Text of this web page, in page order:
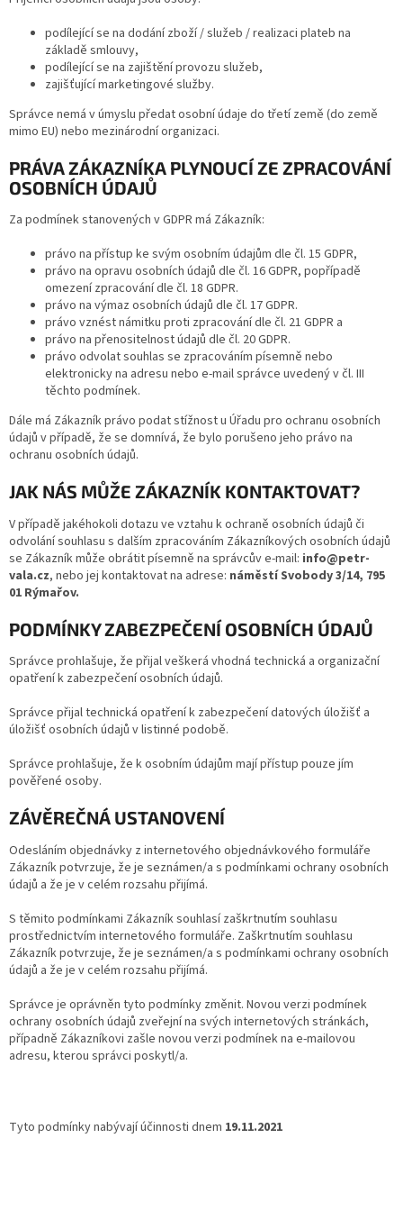
podílející se na dodání zboží / služeb / realizaci plateb na
základě smlouvy,
podílející se na zajištění provozu služeb,
zajišťující marketingové služby.
Správce nemá v úmyslu předat osobní údaje do třetí země (do země
mimo EU) nebo mezinárodní organizaci.
PRÁVA ZÁKAZNÍKA PLYNOUCÍ ZE ZPRACOVÁNÍ
OSOBNÍCH ÚDAJŮ
Za podmínek stanovených v GDPR má Zákazník:
právo na přístup ke svým osobním údajům dle čl. 15 GDPR,
právo na opravu osobních údajů dle čl. 16 GDPR, popřípadě
omezení zpracování dle čl. 18 GDPR.
právo na výmaz osobních údajů dle čl. 17 GDPR.
právo vznést námitku proti zpracování dle čl. 21 GDPR a
právo na přenositelnost údajů dle čl. 20 GDPR.
právo odvolat souhlas se zpracováním písemně nebo
elektronicky na adresu nebo e-mail správce uvedený v čl. III
těchto podmínek.
Dále má Zákazník právo podat stížnost u Úřadu pro ochranu osobních
údajů v případě, že se domnívá, že bylo porušeno jeho právo na
ochranu osobních údajů.
JAK NÁS MŮŽE ZÁKAZNÍK KONTAKTOVAT?
V případě jakéhokoli dotazu ve vztahu k ochraně osobních údajů či
odvolání souhlasu s dalším zpracováním Zákazníkových osobních údajů
se Zákazník může obrátit písemně na správcův e-mail: info@petr-
vala.cz, nebo jej kontaktovat na adrese: náměstí Svobody 3/14, 795
01 Rýmařov.
PODMÍNKY ZABEZPEČENÍ OSOBNÍCH ÚDAJŮ
Správce prohlašuje, že přijal veškerá vhodná technická a organizační
opatření k zabezpečení osobních údajů.
Správce přijal technická opatření k zabezpečení datových úložišť a
úložišť osobních údajů v listinné podobě.
Správce prohlašuje, že k osobním údajům mají přístup pouze jím
pověřené osoby.
ZÁVĚREČNÁ USTANOVENÍ
Odesláním objednávky z internetového objednávkového formuláře
Zákazník potvrzuje, že je seznámen/a s podmínkami ochrany osobních
údajů a že je v celém rozsahu přijímá.
S těmito podmínkami Zákazník souhlasí zaškrtnutím souhlasu
prostřednictvím internetového formuláře. Zaškrtnutím souhlasu
Zákazník potvrzuje, že je seznámen/a s podmínkami ochrany osobních
údajů a že je v celém rozsahu přijímá.
Správce je oprávněn tyto podmínky změnit. Novou verzi podmínek
ochrany osobních údajů zveřejní na svých internetových stránkách,
případně Zákazníkovi zašle novou verzi podmínek na e-mailovou
adresu, kterou správci poskytl/a.
Tyto podmínky nabývají účinnosti dnem 19.11.2021